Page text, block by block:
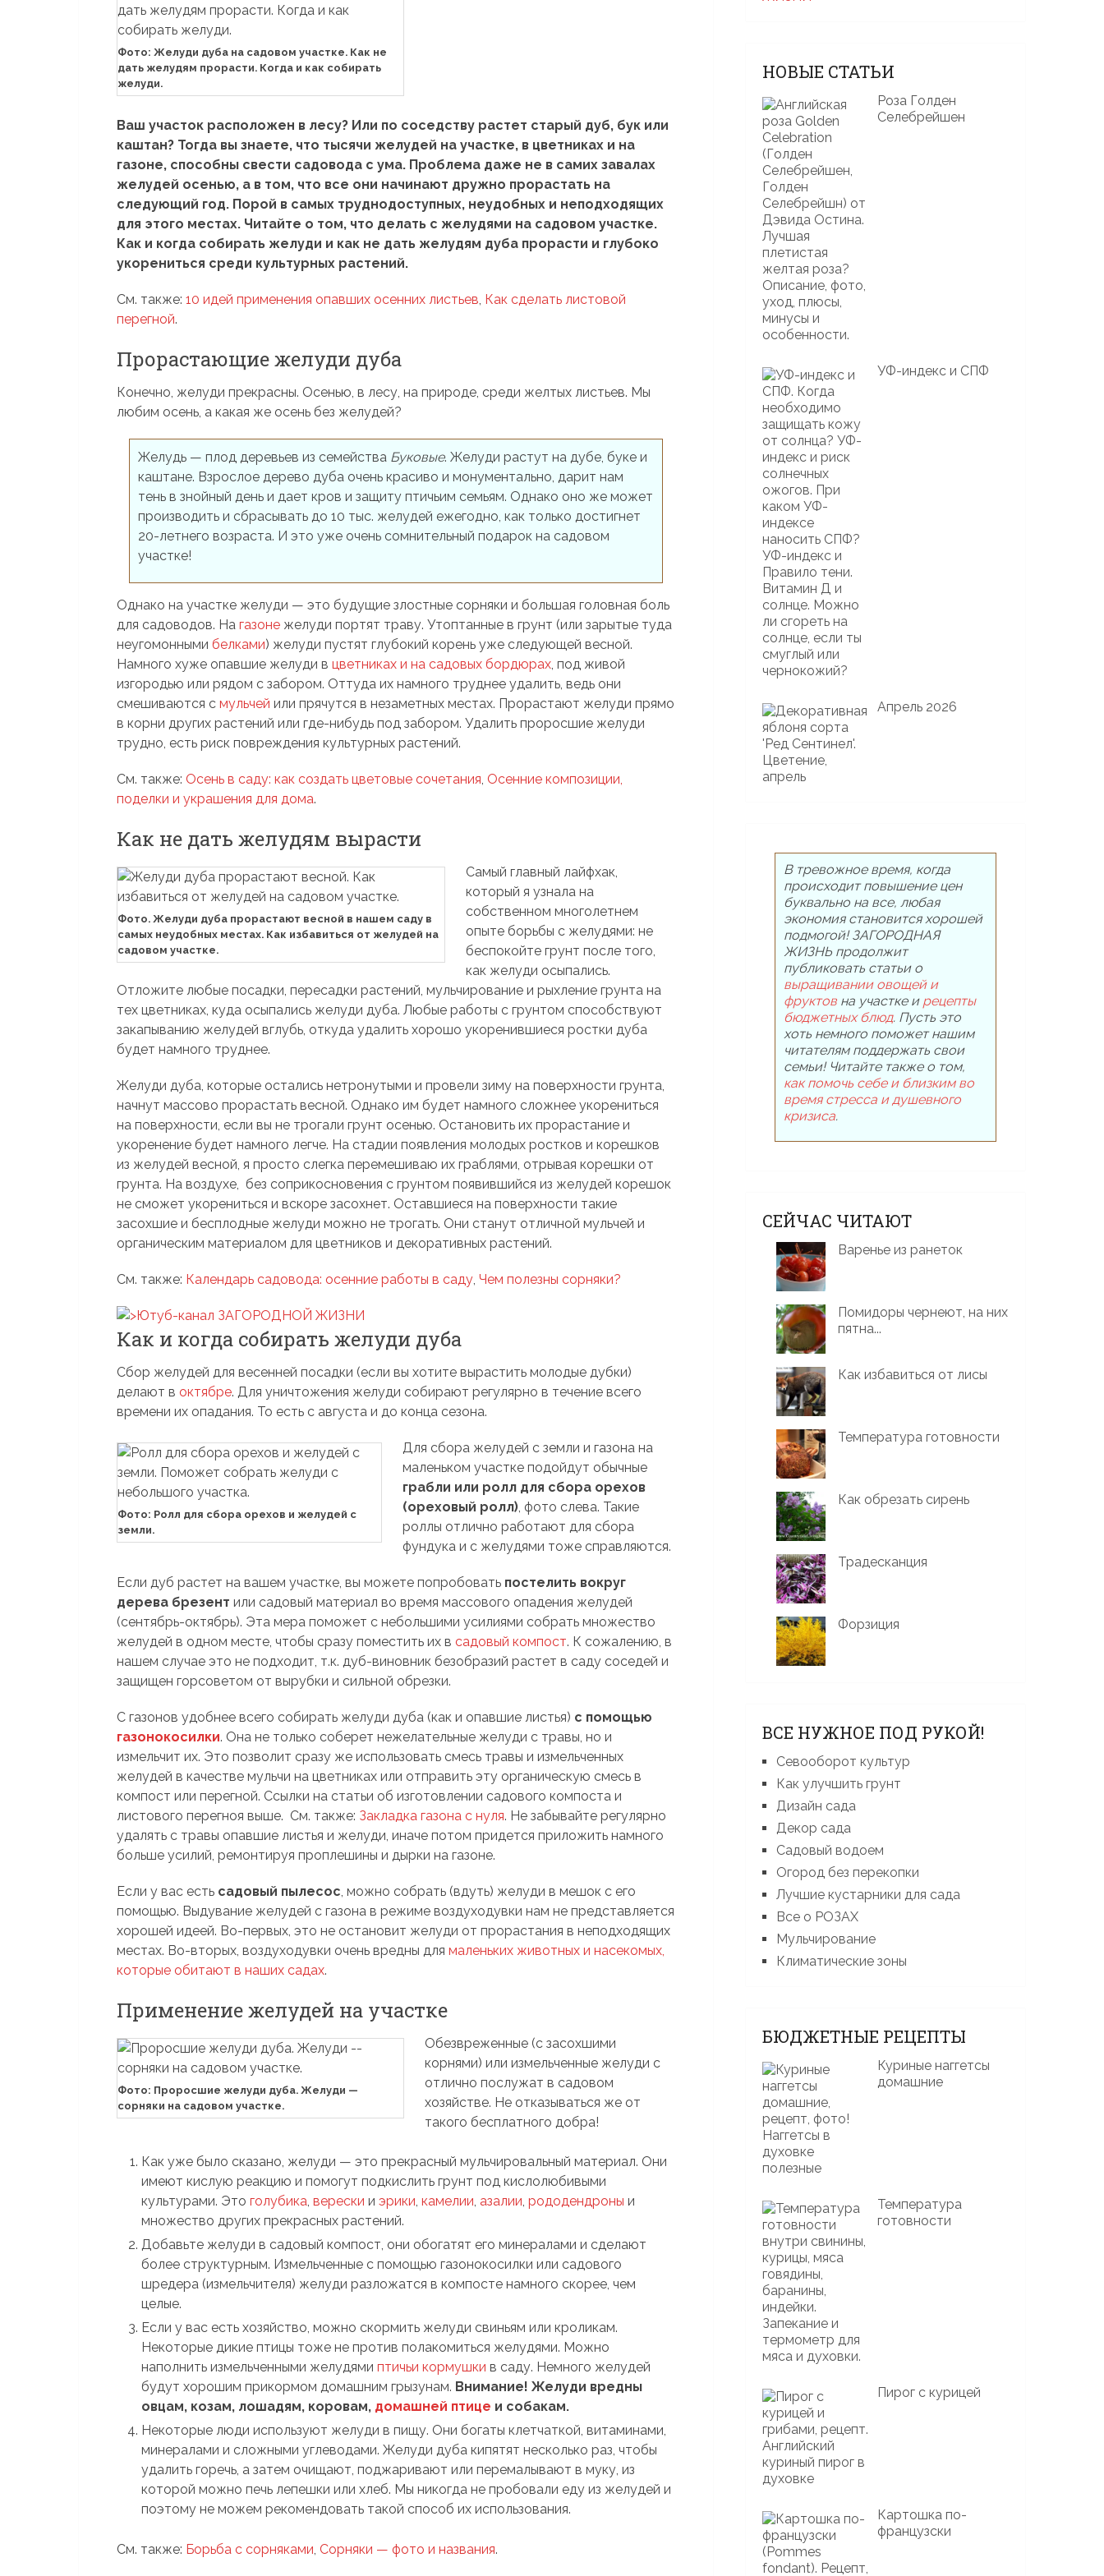
Фото: Желуди дуба на садовом участке. Как не
дать желудям прорасти. Когда и как собирать
желуди.
Ваш участок расположен в лесу? Или по соседству растет старый дуб, бук или
каштан? Тогда вы знаете, что тысячи желудей на участке, в цветниках и на
газоне, способны свести садовода с ума. Проблема даже не в самих завалах
желудей осенью, а в том, что все они начинают дружно прорастать на
следующий год. Порой в самых труднодоступных, неудобных и неподходящих
для этого местах. Читайте о том, что делать с желудями на садовом участке.
Как и когда собирать желуди и как не дать желудям дуба прорасти и глубоко
укорениться среди культурных растений.
См. также: 10 идей применения опавших осенних листьев, Как сделать листовой
перегной.
Прорастающие желуди дуба
Конечно, желуди прекрасны. Осенью, в лесу, на природе, среди желтых листьев. Мы
любим осень, а какая же осень без желудей?
Желудь — плод деревьев из семейства Буковые. Желуди растут на дубе, буке и
каштане. Взрослое дерево дуба очень красиво и монументально, дарит нам
тень в знойный день и дает кров и защиту птичьим семьям. Однако оно же может
производить и сбрасывать до 10 тыс. желудей ежегодно, как только достигнет
20-летнего возраста. И это уже очень сомнительный подарок на садовом
участке!
Однако на участке желуди — это будущие злостные сорняки и большая головная боль
для садоводов. На газоне желуди портят траву. Утоптанные в грунт (или зарытые туда
неугомонными белками) желуди пустят глубокий корень уже следующей весной.
Намного хуже опавшие желуди в цветниках и на садовых бордюрах, под живой
изгородью или рядом с забором. Оттуда их намного труднее удалить, ведь они
смешиваются с мульчей или прячутся в незаметных местах. Прорастают желуди прямо
в корни других растений или где-нибудь под забором. Удалить проросшие желуди
трудно, есть риск повреждения культурных растений.
См. также: Осень в саду: как создать цветовые сочетания, Осенние композиции,
поделки и украшения для дома.
Как не дать желудям вырасти
Фото. Желуди дуба прорастают весной в нашем саду в
самых неудобных местах. Как избавиться от желудей на
садовом участке.
Самый главный лайфхак,
который я узнала на
собственном многолетнем
опыте борьбы с желудями: не
беспокойте грунт после того,
как желуди осыпались.
Отложите любые посадки, пересадки растений, мульчирование и рыхление грунта на
тех цветниках, куда осыпались желуди дуба. Любые работы с грунтом способствуют
закапыванию желудей вглубь, откуда удалить хорошо укоренившиеся ростки дуба
будет намного труднее.
Желуди дуба, которые остались нетронутыми и провели зиму на поверхности грунта,
начнут массово прорастать весной. Однако им будет намного сложнее укорениться
на поверхности, если вы не трогали грунт осенью. Остановить их прорастание и
укоренение будет намного легче. На стадии появления молодых ростков и корешков
из желудей весной, я просто слегка перемешиваю их граблями, отрывая корешки от
грунта. На воздухе, без соприкосновения с грунтом появившийся из желудей корешок
не сможет укорениться и вскоре засохнет. Оставшиеся на поверхности такие
засохшие и бесплодные желуди можно не трогать. Они станут отличной мульчей и
органическим материалом для цветников и декоративных растений.
См. также: Календарь садовода: осенние работы в саду, Чем полезны сорняки?
Как и когда собирать желуди дуба
Сбор желудей для весенней посадки (если вы хотите вырастить молодые дубки)
делают в октябре. Для уничтожения желуди собирают регулярно в течение всего
времени их опадания. То есть с августа и до конца сезона.
Фото: Ролл для сбора орехов и желудей с
земли.
Для сбора желудей с земли и газона на
маленьком участке подойдут обычные
грабли или ролл для сбора орехов
(ореховый ролл), фото слева. Такие
роллы отлично работают для сбора
фундука и с желудями тоже справляются.
Если дуб растет на вашем участке, вы можете попробовать постелить вокруг
дерева брезент или садовый материал во время массового опадения желудей
(сентябрь-октябрь). Эта мера поможет с небольшими усилиями собрать множество
желудей в одном месте, чтобы сразу поместить их в садовый компост. К сожалению, в
нашем случае это не подходит, т.к. дуб-виновник безобразий растет в саду соседей и
защищен горсоветом от вырубки и сильной обрезки.
С газонов удобнее всего собирать желуди дуба (как и опавшие листья) с помощью
газонокосилки. Она не только соберет нежелательные желуди с травы, но и
измельчит их. Это позволит сразу же использовать смесь травы и измельченных
желудей в качестве мульчи на цветниках или отправить эту органическую смесь в
компост или перегной. Ссылки на статьи об изготовлении садового компоста и
листового перегноя выше. См. также: Закладка газона с нуля. Не забывайте регулярно
удалять с травы опавшие листья и желуди, иначе потом придется приложить намного
больше усилий, ремонтируя проплешины и дырки на газоне.
Если у вас есть садовый пылесос, можно собрать (вдуть) желуди в мешок с его
помощью. Выдувание желудей с газона в режиме воздуходувки нам не представляется
хорошей идеей. Во-первых, это не остановит желуди от прорастания в неподходящих
местах. Во-вторых, воздуходувки очень вредны для маленьких животных и насекомых,
которые обитают в наших садах.
Применение желудей на участке
Фото: Проросшие желуди дуба. Желуди —
сорняки на садовом участке.
Обезвреженные (с засохшими
корнями) или измельченные желуди с
отлично послужат в садовом
хозяйстве. Не отказываться же от
такого бесплатного добра!
Как уже было сказано, желуди — это прекрасный мульчировальный материал. Они
имеют кислую реакцию и помогут подкислить грунт под кислолюбивыми
культурами. Этоголубика,верески иэрики,камелии, азалии,рододендроны и
множество других прекрасных растений.
Добавьте желуди в садовый компост, они обогатят его минералами и сделают
более структурным. Измельченные с помощью газонокосилки или садового
шредера (измельчителя) желуди разложатся в компосте намного скорее, чем
целые.
Если у вас есть хозяйство, можно скормить желуди свиньям или кроликам.
Некоторые дикие птицы тоже не против полакомиться желудями. Можно
наполнить измельченными желудямиптичьи кормушки в саду. Немного желудей
будут хорошим прикормом домашним грызунам. Внимание! Желуди вредны
овцам, козам, лошадям, коровам, домашней птице и собакам.
Некоторые люди используют желуди в пищу. Они богаты клетчаткой, витаминами,
минералами и сложными углеводами. Желуди дуба кипятят несколько раз, чтобы
удалить горечь, а затем очищают, поджаривают или перемалывают в муку, из
которой можно печь лепешки или хлеб. Мы никогда не пробовали еду из желудей и
поэтому не можем рекомендовать такой способ их использования.
См. также: Борьба с сорняками, Сорняки — фото и названия.
НОВЫЕ СТАТЬИ
Роза Голден
Селебрейшен
УФ-индекс и СПФ
Апрель 2026
В тревожное время, когда
происходит повышение цен
буквально на все, любая
экономия становится хорошей
подмогой! ЗАГОРОДНАЯ
ЖИЗНЬ продолжит
публиковать статьи о
выращивании овощей и
фруктов на участке и рецепты
бюджетных блюд. Пусть это
хоть немного поможет нашим
читателям поддержать свои
семьи! Читайте также о том,
как помочь себе и близким во
время стресса и душевного
кризиса.
СЕЙЧАС ЧИТАЮТ
Варенье из ранеток
Помидоры чернеют, на них
пятна...
Как избавиться от лисы
Температура готовности
Как обрезать сирень
Традесканция
Форзиция
ВСЕ НУЖНОЕ ПОД РУКОЙ!
Севооборот культур
Как улучшить грунт
Дизайн сада
Декор сада
Садовый водоем
Огород без перекопки
Лучшие кустарники для сада
Все о РОЗАХ
Мульчирование
Климатические зоны
БЮДЖЕТНЫЕ РЕЦЕПТЫ
Куриные наггетсы
домашние
Температура
готовности
Пирог с курицей
Картошка по-
французски